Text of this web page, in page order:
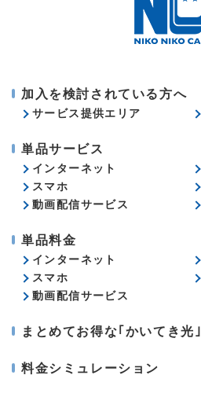
加入を検討されている方へ
サービス提供エリア
単品サービス
インターネット
スマホ
動画配信サービス
単品料金
インターネット
スマホ
動画配信サービス
まとめてお得な｢かいてき光｣
料金シミュレーション